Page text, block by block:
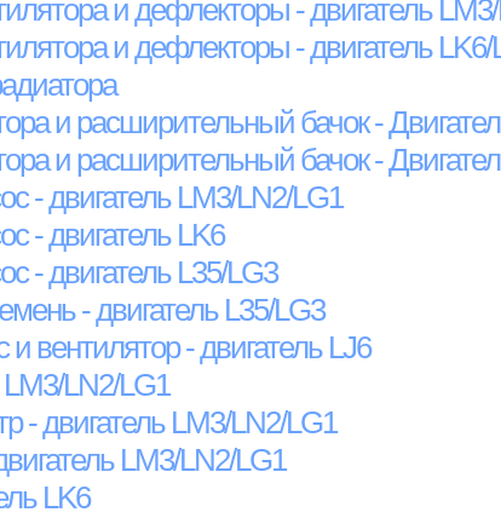
и дефлекторы - двигатель
и дефлекторы - двигатель LK6/
и расширительный бачок -
и расширительный бачок -
- двигатель LM3/LN2/LG1
- двигатель LK6
- двигатель L35/LG3
- двигатель L35/LG3
вентилятор - двигатель LJ6
LN2/LG1
- двигатель LM3/LN2/LG1
LM3/LN2/LG1
LK6